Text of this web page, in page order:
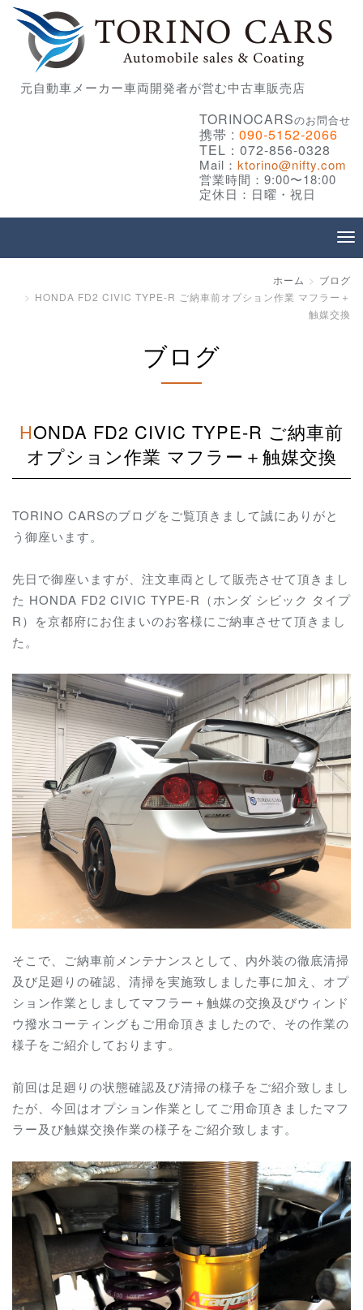
元自動車メーカー車両開発者が営む中古車販売店
TORINOCARSのお問合せ
携帯 : 090-5152-2066
TEL：072-856-0328
Mail： ktorino@nifty.com
営業時間：9:00〜18:00
定休日：日曜・祝日
ホーム
ブログ
HONDA FD2 CIVIC TYPE-R ご納車前オプション作業 マフラー＋
触媒交換
ブログ
HONDA FD2 CIVIC TYPE-R ご納車前
オプション作業 マフラー＋触媒交換
TORINO CARSのブログをご覧頂きまして誠にありがと
う御座います。
先日で御座いますが、注文車両として販売させて頂きまし
た HONDA FD2 CIVIC TYPE-R（ホンダ シビック タイプ
R）を京都府にお住まいのお客様にご納車させて頂きまし
た。
そこで、ご納車前メンテナンスとして、内外装の徹底清掃
及び足廻りの確認、清掃を実施致しました事に加え、オプ
ション作業としましてマフラー＋触媒の交換及びウィンド
ウ撥水コーティングもご用命頂きましたので、その作業の
様子をご紹介しております。
前回は足廻りの状態確認及び清掃の様子をご紹介致しまし
たが、今回はオプション作業としてご用命頂きましたマフ
ラー及び触媒交換作業の様子をご紹介致します。